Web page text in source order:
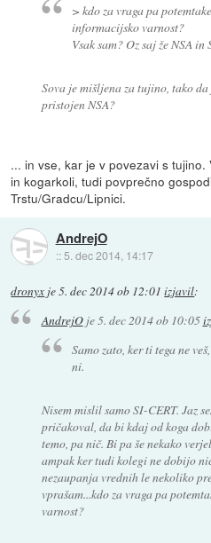
> kdo za vraga pa
informacijsko varnost?
Vsak sam? Oz saj že NSA in
Sova je mišljena za tujino, tako
pristojen NSA?
... in vse, kar je v povezavi s
in kogarkoli, tudi povprečno
Trstu/Gradcu/Lipnici.
AndrejO
:: 5. dec 2014, 14:17
dronyx je5. dec 2014 ob 12:01 izjavil:
AndrejOje5. dec 2014 ob 10:05
Samo zato, ker ti tega ne
ni.
Nisem mislil samo SI-CERT. Jaz
pričakoval, da bi kdaj od koga
temo, pa nič. Bi pa še nekako
ampak ker tudi kolegi ne dobijo
nezaupanja vrednih le nekoliko
vprašam...kdo za vraga pa
varnost?